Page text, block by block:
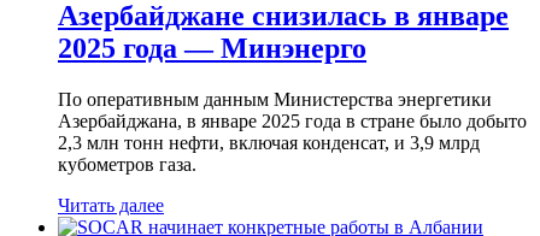
Азербайджане снизилась в январе
2025 года — Минэнерго
По оперативным данным Министерства энергетики
Азербайджана, в январе 2025 года в стране было добыто
2,3 млн тонн нефти, включая конденсат, и 3,9 млрд
кубометров газа.
Читать далее